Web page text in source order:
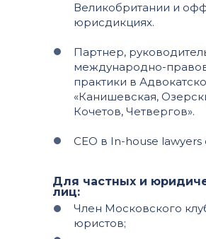
Великобритании и
юрисдикциях.
Партнер,
международно-
практики в
«Канишевская,
Кочетов, Четвергов».
CEO в In-house lawyers
Член Московского
юристов;
Для частных и
лиц: